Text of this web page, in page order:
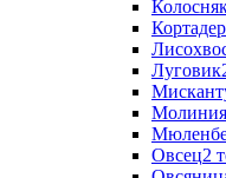
Луговик
Молиния
Овсец2